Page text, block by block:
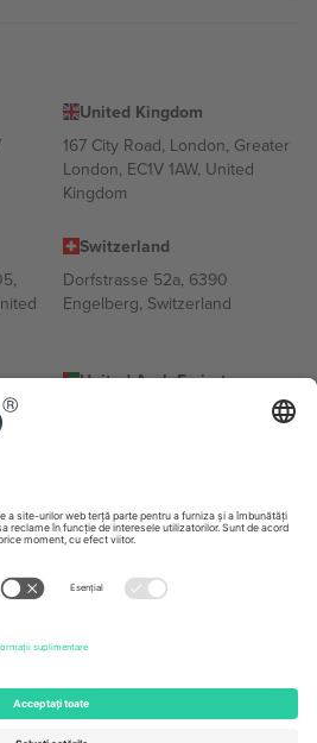
United Kingdom
167 City Road, London, Greater
London, EC1V 1AW, United
Kingdom
Switzerland
Dorfstrasse 52a, 6390
Engelberg, Switzerland
United Arab Emirates
UAE Dubai Silicon Oasis, DDP
domeniu. Pentru detalii, consultați
și termenii specifici.,
drepturile rezervate.